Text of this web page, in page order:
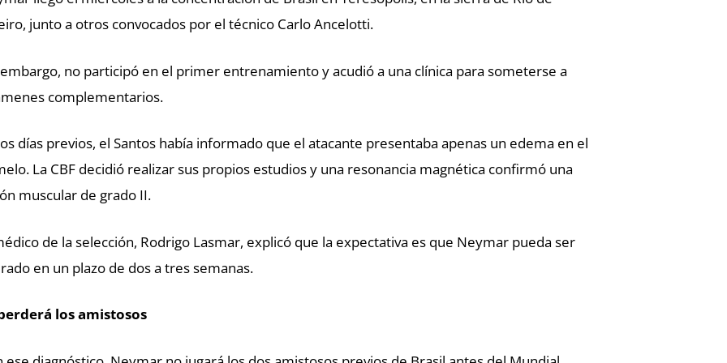
junto a otros convocados por el técnico Carlo Ancelotti.
no participó en el primer entrenamiento y acudió a una clínica para someterse a
complementarios.
días previos, el Santos había informado que el atacante presentaba apenas un edema en el
La CBF decidió realizar sus propios estudios y una resonancia magnética confirmó una
muscular de grado II.
de la selección, Rodrigo Lasmar, explicó que la expectativa es que Neymar pueda ser
en un plazo de dos a tres semanas.
los amistosos